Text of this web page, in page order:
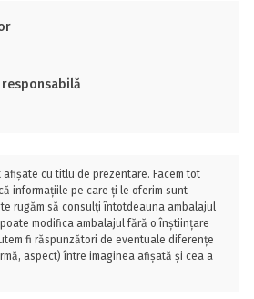
afișate cu titlu de prezentare. Facem tot
informațiile pe care ți le oferim sunt
rugăm să consulți întotdeauna ambalajul
modifica ambalajul fără o înștiințare
fi răspunzători de eventuale diferențe
aspect) între imaginea afișată și cea a